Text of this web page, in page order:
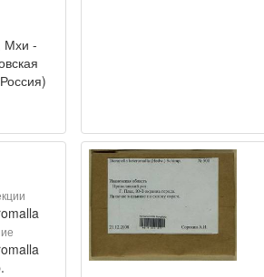
Мхи -